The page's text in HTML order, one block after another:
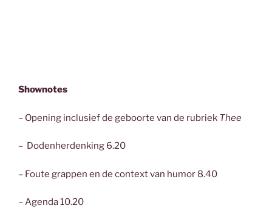
Shownotes
– Opening inclusief de geboorte van de rubriek Thee
– Dodenherdenking 6.20
– Foute grappen en de context van humor 8.40
– Agenda 10.20